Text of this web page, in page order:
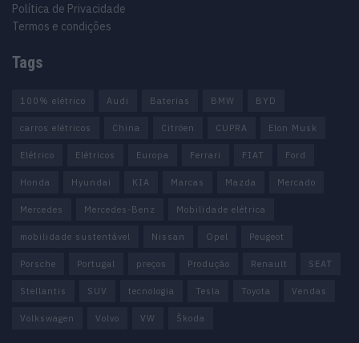
Política de Privacidade
Termos e condições
Tags
100% elétrico Audi Baterias BMW BYD
carros elétricos China Citröen CUPRA Elon Musk
Elétrico Elétricos Europa Ferrari FIAT Ford
Honda Hyundai KIA Marcas Mazda Mercado
Mercedes Mercedes-Benz Mobilidade elétrica
mobilidade sustentável Nissan Opel Peugeot
Porsche Portugal preços Produção Renault SEAT
Stellantis SUV tecnologia Tesla Toyota Vendas
Volkswagen Volvo VW Škoda